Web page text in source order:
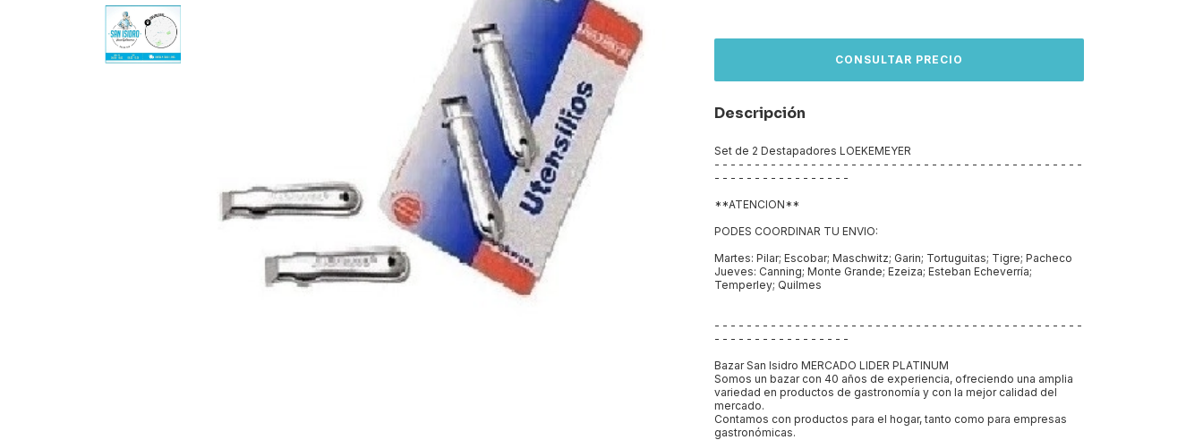
Descripción
Set de 2 Destapadores LOEKEMEYER
- - - - - - - - - - - - - - - - - - - - - - - - - - - - - - - - - - - - - - - - - - - - - -
- - - - - - - - - - - - - - - - -
**ATENCION**
PODES COORDINAR TU ENVIO:
Martes: Pilar; Escobar; Maschwitz; Garin; Tortuguitas; Tigre; Pacheco
Jueves: Canning; Monte Grande; Ezeiza; Esteban Echeverría;
Temperley; Quilmes
- - - - - - - - - - - - - - - - - - - - - - - - - - - - - - - - - - - - - - - - - - - - - -
- - - - - - - - - - - - - - - - -
Bazar San Isidro MERCADO LIDER PLATINUM
Somos un bazar con 40 años de experiencia, ofreciendo una amplia
variedad en productos de gastronomía y con la mejor calidad del
mercado.
Contamos con productos para el hogar, tanto como para empresas
gastronómicas.